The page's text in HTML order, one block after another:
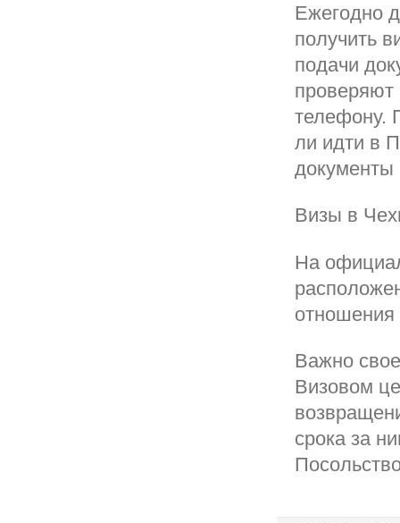
Ежегодно
получить
подачи
проверяют
телефону.
ли идти в
документы
Визы в
На
отношения
Важно
Визовом
срока за